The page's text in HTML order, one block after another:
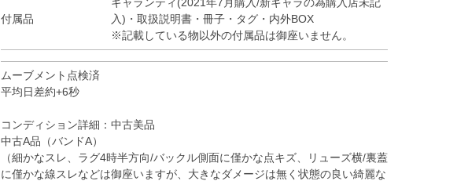
付属品
入)・取扱説明書・冊子・タグ・内外BOX
※記載している物以外の付属品は御座いません。
ムーブメント点検済
平均日差約+6秒
コンディション詳細：中古美品
中古A品（バンドA）
（細かなスレ、ラグ4時半方向/バックル側面に僅かな点キズ、リューズ横/裏蓋
に僅かな線スレなどは御座いますが、大きなダメージは無く状態の良い綺麗な